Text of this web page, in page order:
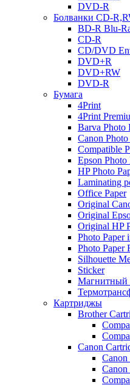
DVD-R
Болванки CD-
BD-R Blu-
CD-R
CD/DVD
DVD+R
DVD+RW
DVD-R
Бумага
4Print
4Print
Barva Photo
Canon Photo
Compatible
Epson Photo
HP Photo
Laminating
Office Paper
Original
Original
Original HP
Photo Paper
Photo Paper
Silhouette
Sticker
Магнитный
Картриджы
Brother
Canon
Canon